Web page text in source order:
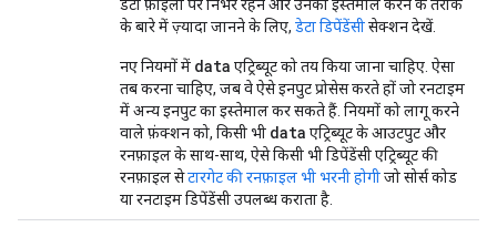
डेटा फ़ाइलों पर निर्भर रहने और उनका इस्तेमाल करने के तरीके
के बारे में ज़्यादा जानने के लिए, डेटा डिपेंडेंसीसेक्शन देखें.
नए नियमों में data एट्रिब्यूट को तय किया जाना चाहिए. ऐसा
तब करना चाहिए, जब वे ऐसे इनपुट प्रोसेस करते हों जो रनटाइम
में अन्य इनपुट का इस्तेमाल कर सकते हैं. नियमों को लागू करने
वाले फ़ंक्शन को, किसी भी data एट्रिब्यूट के आउटपुट और
रनफ़ाइल के साथ-साथ, ऐसे किसी भी डिपेंडेंसी एट्रिब्यूट की
रनफ़ाइल सेटारगेट की रनफ़ाइल भी भरनी होगीजो सोर्स कोड
या रनटाइम डिपेंडेंसी उपलब्ध कराता है.